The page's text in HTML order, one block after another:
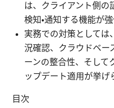
は、クライアント側の
検知・通知する機能が
実務での対策としては
況確認、クラウドベー
ーンの整合性、そして
ップデート適用が挙げ
目次